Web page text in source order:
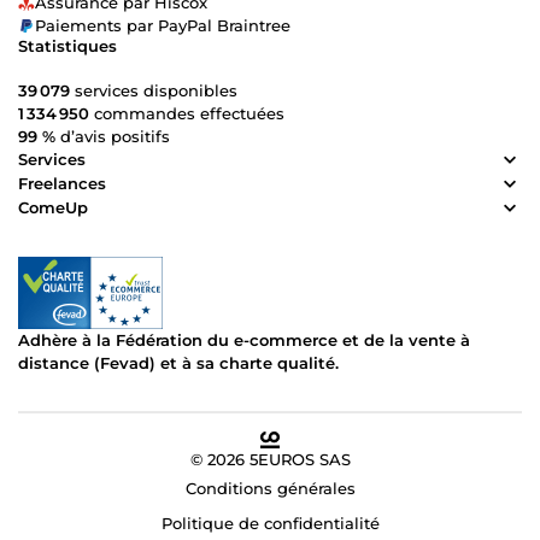
Paiements par PayPal Braintree
Statistiques
39 079 services disponibles
1 334 950 commandes effectuées
99 % d’avis positifs
Services
Freelances
ComeUp
Adhère à la Fédération du e-commerce et de la vente à
distance (Fevad) et à sa charte qualité.
© 2026 5EUROS SAS
Conditions générales
Politique de confidentialité